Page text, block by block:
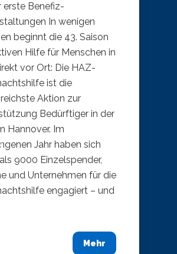
erste Benefiz-
In wenigen
beginnt die 43. Saison
Hilfe für Menschen in
vor Ort: Die HAZ-
ist die
Aktion zur
Bedürftiger in der
Hannover. Im
Jahr haben sich
9000 Einzelspender,
und Unternehmen für die
engagiert – und
Mehr